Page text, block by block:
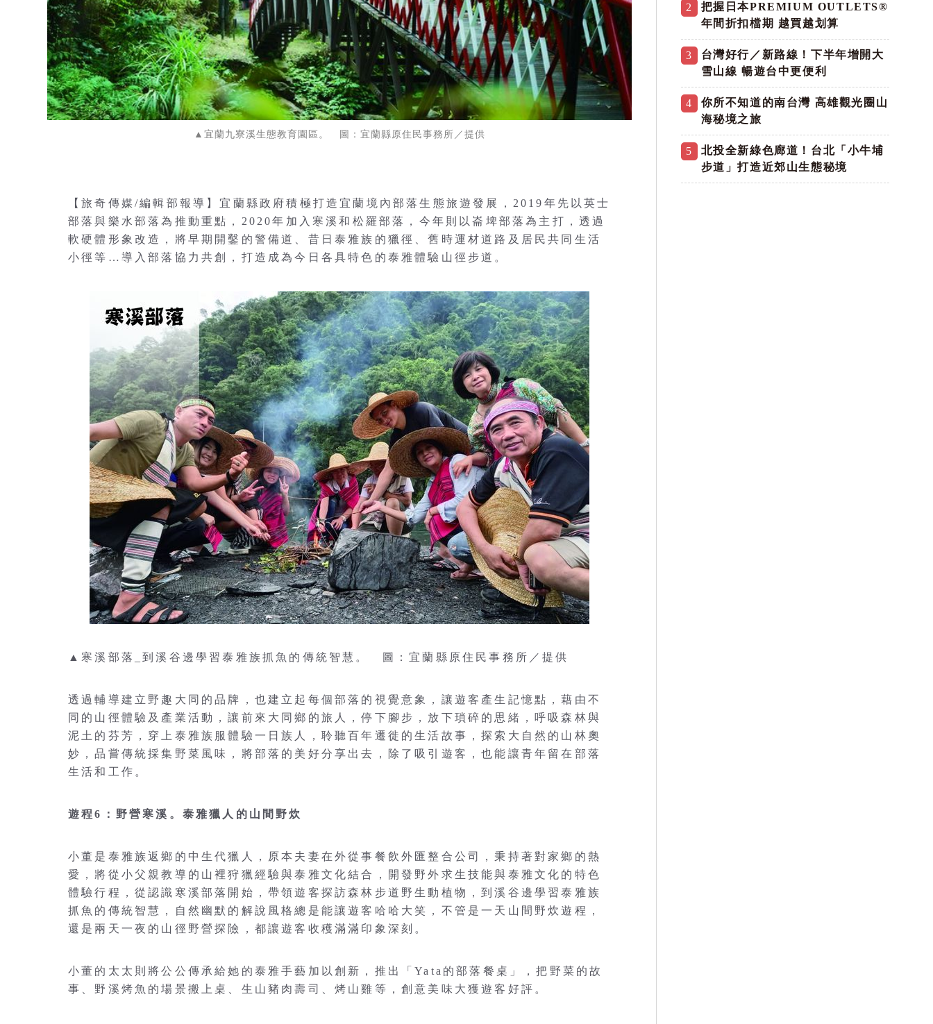
▲宜蘭九寮溪生態教育園區。 圖：宜蘭縣原住民事務所／提供
【旅奇傳媒/編輯部報導】宜蘭縣政府積極打造宜蘭境內部落生態旅遊發展，2019年先以英士
部落與樂水部落為推動重點，2020年加入寒溪和松羅部落，今年則以崙埤部落為主打，透過
軟硬體形象改造，將早期開鑿的警備道、昔日泰雅族的獵徑、舊時運材道路及居民共同生活
小徑等…導入部落協力共創，打造成為今日各具特色的泰雅體驗山徑步道。
▲寒溪部落_到溪谷邊學習泰雅族抓魚的傳統智慧。 圖：宜蘭縣原住民事務所／提供
透過輔導建立野趣大同的品牌，也建立起每個部落的視覺意象，讓遊客產生記憶點，藉由不
同的山徑體驗及產業活動，讓前來大同鄉的旅人，停下腳步，放下瑣碎的思緒，呼吸森林與
泥土的芬芳，穿上泰雅族服體驗一日族人，聆聽百年遷徙的生活故事，探索大自然的山林奧
妙，品嘗傳統採集野菜風味，將部落的美好分享出去，除了吸引遊客，也能讓青年留在部落
生活和工作。
遊程6：野營寒溪。泰雅獵人的山間野炊
小董是泰雅族返鄉的中生代獵人，原本夫妻在外從事餐飲外匯整合公司，秉持著對家鄉的熱
愛，將從小父親教導的山裡狩獵經驗與泰雅文化結合，開發野外求生技能與泰雅文化的特色
體驗行程，從認識寒溪部落開始，帶領遊客探訪森林步道野生動植物，到溪谷邊學習泰雅族
抓魚的傳統智慧，自然幽默的解說風格總是能讓遊客哈哈大笑，不管是一天山間野炊遊程，
還是兩天一夜的山徑野營探險，都讓遊客收穫滿滿印象深刻。
小董的太太則將公公傳承給她的泰雅手藝加以創新，推出「Yata的部落餐桌」，把野菜的故
事、野溪烤魚的場景搬上桌、生山豬肉壽司、烤山雞等，創意美味大獲遊客好評。
2
把握日本PREMIUM OUTLETS®
年間折扣檔期 越買越划算
3
台灣好行／新路線！下半年增開大
雪山線 暢遊台中更便利
4
你所不知道的南台灣 高雄觀光圈山
海秘境之旅
5
北投全新綠色廊道！台北「小牛埔
步道」打造近郊山生態秘境